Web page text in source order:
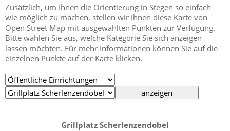
Zusätzlich, um Ihnen die Orientierung in Stegen so einfach
wie möglich zu machen, stellen wir Ihnen diese Karte von
Open Street Map mit ausgewählten Punkten zur Verfügung.
Bitte wählen Sie aus, welche Kategorie Sie sich anzeigen
lassen möchten. Für mehr Informationen können Sie auf die
einzelnen Punkte auf der Karte klicken.
Grillplatz Scherlenzendobel